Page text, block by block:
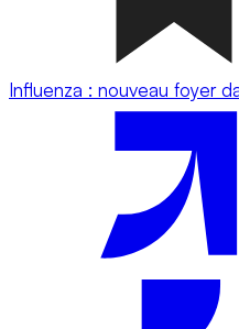
Influenza : nouveau foyer